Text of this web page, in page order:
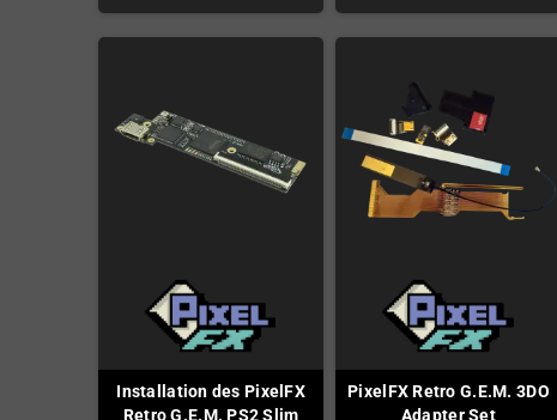
Installation des PixelFX
Retro G.E.M. PS2 Slim
PixelFX Retro G.E.M. 3DO
Adapter Set